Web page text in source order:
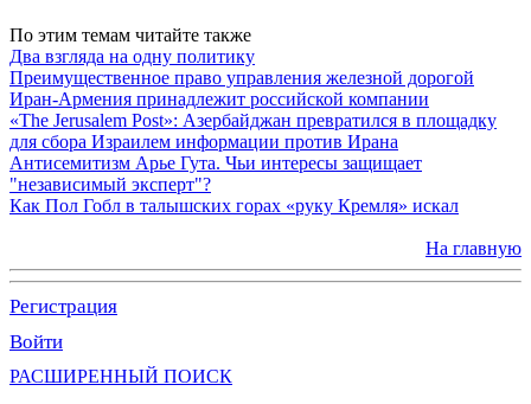
По этим темам читайте также
Два взгляда на одну политику
Преимущественное право управления железной дорогой
Иран-Армения принадлежит российской компании
«The Jerusalem Post»: Азербайджан превратился в площадку
для сбора Израилем информации против Ирана
Антисемитизм Арье Гута. Чьи интересы защищает
"независимый эксперт"?
Как Пол Гобл в талышских горах «руку Кремля» искал
На главную
Регистрация
Войти
РАСШИРЕННЫЙ ПОИСК